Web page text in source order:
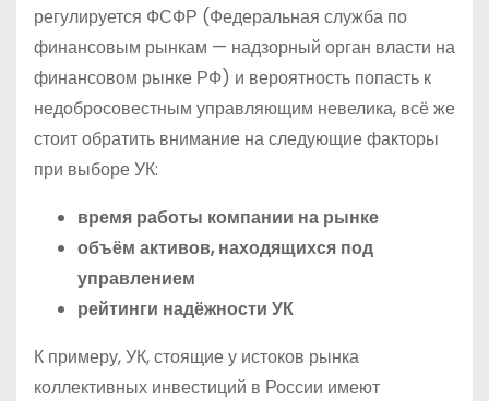
регулируется ФСФР (Федеральная служба по
финансовым рынкам — надзорный орган власти на
финансовом рынке РФ) и вероятность попасть к
недобросовестным управляющим невелика, всё же
стоит обратить внимание на следующие факторы
при выборе УК:
время работы компании на рынке
объём активов, находящихся под
управлением
рейтинги надёжности УК
К примеру, УК, стоящие у истоков рынка
коллективных инвестиций в России имеют